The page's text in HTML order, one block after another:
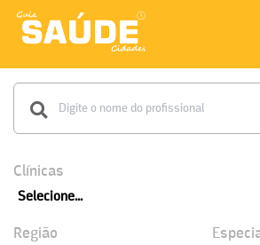
Clínicas
Selecione...
Região